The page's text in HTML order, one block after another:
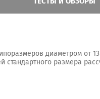
диаметром от
размера